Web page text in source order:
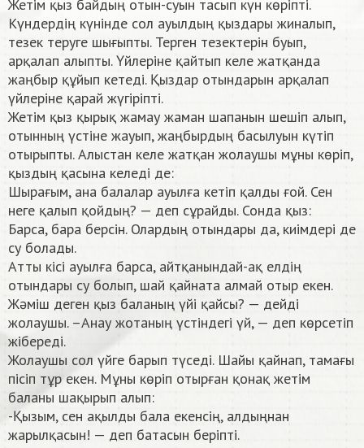
Жетім қыз байдың отын-суын тасып күн көріпті.
Күндердің күнінде сол ауылдың қыздары жиналып,
тезек теруге шығыпты. Терген тезектерін буып,
арқалап алыпты. Үйлеріне қайтып келе жатқанда
жаңбыр құйып кетеді. Қыздар отындарын арқалап
үйлеріне қарай жүгіріпті.
Жетім қыз қырық жамау жаман шапанын шешіп алып,
отынның үстіне жауып, жаңбырдың басылуын күтіп
отырыпты. Алыстан келе жатқан жолаушы мұны көріп,
қыздың қасына келеді де:
Шырағым, ана балалар ауылға кетіп қалды ғой. Сен
неге қалып қойдың? — деп сұрайды. Сонда қыз:
Барса, бара берсін. Олардың отындары да, киімдері де
су болады.
Атты кісі ауылға барса, айтқанындай-ақ елдің
отындары су болып, шай қайната алмай отыр екен.
Жәміш деген қыз баланың үйі қайсы? — дейді
жолаушы. –Анау жотаның үстіндегі үй, — деп көрсетіп
жібереді.
Жолаушы сол үйге барып түседі. Шайы қайнап, тамағы
пісіп тұр екен. Мұны көріп отырған қонақ жетім
баланы шақырып алып:
-Қызым, сен ақылды бала екенсің, алдыңнан
жарылқасын! — деп батасын беріпті.​